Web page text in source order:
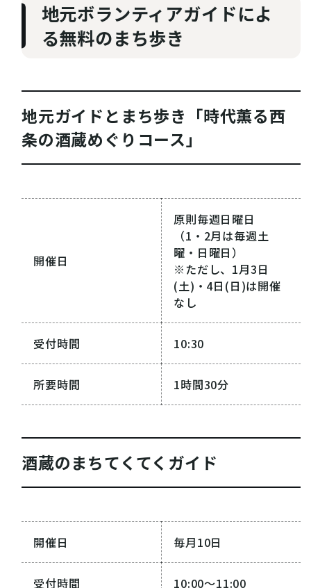
地元ボランティアガイドによ
る無料のまち歩き
地元ガイドとまち歩き「時代薫る西
条の酒蔵めぐりコース」
開催日
原則毎週日曜日
（1・2月は毎週土
曜・日曜日）
※ただし、1月3日
(土)・4日(日)は開催
なし
受付時間 10:30
所要時間 1時間30分
酒蔵のまちてくてくガイド
開催日 毎月10日
受付時間 10:00〜11:00
お知らせ
酒蔵営業時間
交通アクセス
観光ガイド案内
宿泊情報
年間イベント
花の開花状況
よくある質問
観光マップダウンロード
観光に関するお問い合わせ
イベント情報掲載申込フォーム
(English site)
プライバシーポリシー
アクセシビリティ